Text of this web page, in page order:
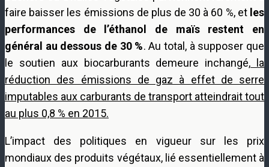
faire baisser les émissions de plus de 30 à 60 %, et les
performances de l’éthanol de maïs restent en
général au dessous de 30 %. Au total, à supposer que
le soutien aux biocarburants demeure inchangé, la
réduction des émissions de gaz à effet de serre
imputables aux carburants de transport atteindrait tout
au plus 0,8 % en 2015.
L’impact des politiques en vigueur sur les prix
mondiaux des produits végétaux, lié essentiellement à